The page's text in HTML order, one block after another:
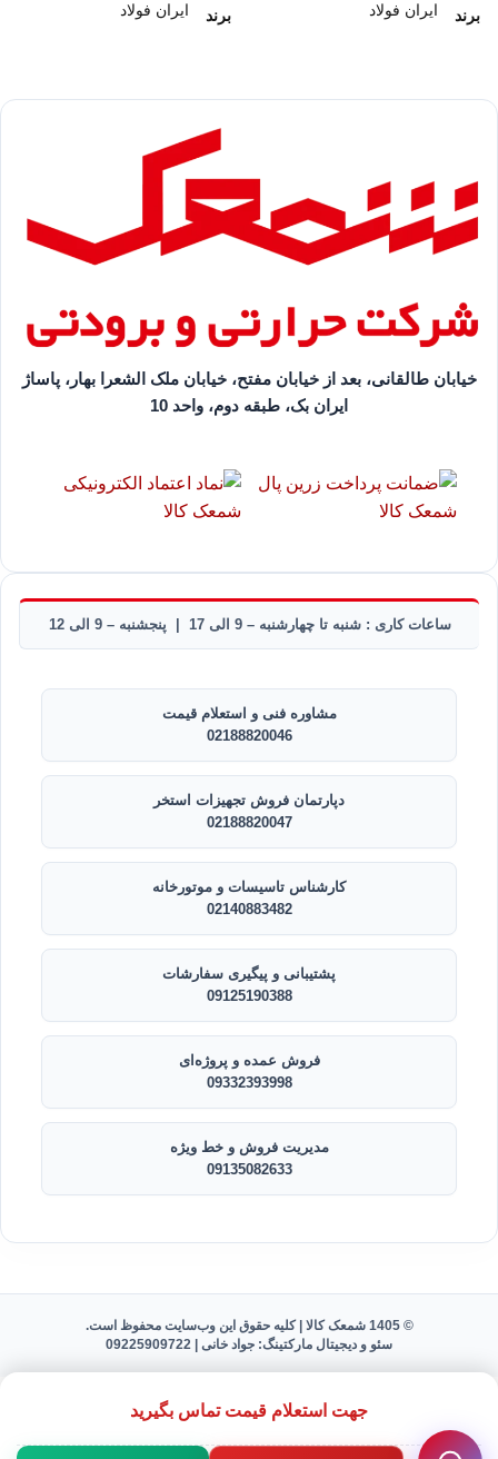
جهت استعلام قیمت تماس بگیرید
برند ایران فولاد برند ایران فولاد
خیابان طالقانی، بعد از خیابان مفتح، خیابان ملک الشعرا بهار، پاساژ
ایران بک، طبقه دوم، واحد 10
ساعات کاری : شنبه تا چهارشنبه – 9 الی 17 | پنجشنبه – 9 الی 12
مشاوره فنی و استعلام قیمت
02188820046
دپارتمان فروش تجهیزات استخر
02188820047
کارشناس تاسیسات و موتورخانه
02140883482
پشتیبانی و پیگیری سفارشات
09125190388
فروش عمده و پروژه‌ای
09332393998
مدیریت فروش و خط ویژه
09135082633
© 1405 شمعک کالا | کلیه حقوق این وب‌سایت محفوظ است.
سئو و دیجیتال مارکتینگ: جواد خانی | 09225909722